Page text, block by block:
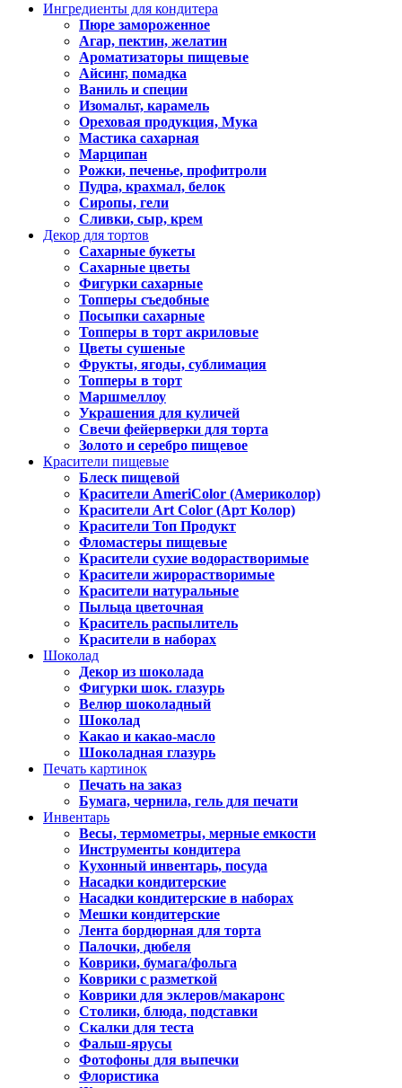
Ингредиенты для кондитера
Пюре замороженное
Агар, пектин, желатин
Ароматизаторы пищевые
Айсинг, помадка
Ваниль и специи
Изомальт, карамель
Ореховая продукция, Мука
Мастика сахарная
Марципан
Рожки, печенье, профитроли
Пудра, крахмал, белок
Сиропы, гели
Сливки, сыр, крем
Декор для тортов
Сахарные букеты
Сахарные цветы
Фигурки сахарные
Топперы съедобные
Посыпки сахарные
Топперы в торт акриловые
Цветы сушеные
Фрукты, ягоды, сублимация
Топперы в торт
Маршмеллоу
Украшения для куличей
Свечи фейерверки для торта
Золото и серебро пищевое
Красители пищевые
Блеск пищевой
Красители AmeriColor (Америколор)
Красители Art Color (Арт Колор)
Красители Топ Продукт
Фломастеры пищевые
Красители сухие водорастворимые
Красители жирорастворимые
Красители натуральные
Пыльца цветочная
Краситель распылитель
Красители в наборах
Шоколад
Декор из шоколада
Фигурки шок. глазурь
Велюр шоколадный
Шоколад
Какао и какао-масло
Шоколадная глазурь
Печать картинок
Печать на заказ
Бумага, чернила, гель для печати
Инвентарь
Весы, термометры, мерные емкости
Инструменты кондитера
Кухонный инвентарь, посуда
Насадки кондитерские
Насадки кондитерские в наборах
Мешки кондитерские
Лента бордюрная для торта
Палочки, дюбеля
Коврики, бумага/фольга
Коврики с разметкой
Коврики для эклеров/макаронс
Столики, блюда, подставки
Скалки для теста
Фальш-ярусы
Фотофоны для выпечки
Флористика